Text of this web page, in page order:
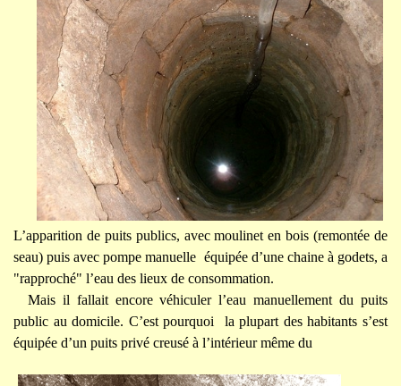
L’apparition de puits publics, avec moulinet en bois (remontée de
seau) puis avec pompe manuelle équipée d’une chaine à godets, a
"rapproché" l’eau des lieux de consommation.
Mais il fallait encore véhiculer l’eau manuellement du puits
public au domicile. C’est pourquoi la plupart des habitants s’est
équipée d’un puits privé creusé à l’intérieur même du